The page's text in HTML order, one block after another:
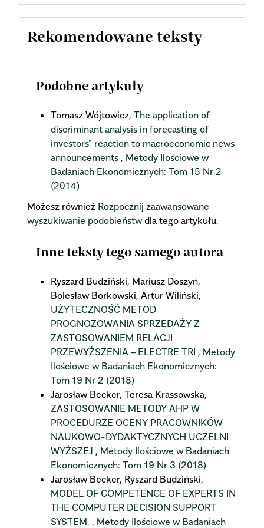
Rekomendowane teksty
Podobne artykuły
Tomasz Wójtowicz, The application of
discriminant analysis in forecasting of
investors" reaction to macroeconomic news
announcements , Metody Ilościowe w
Badaniach Ekonomicznych: Tom 15 Nr 2
(2014)
Możesz również Rozpocznij zaawansowane
wyszukiwanie podobieństwdla tego artykułu.
Inne teksty tego samego autora
Ryszard Budziński, Mariusz Doszyń,
Bolesław Borkowski, Artur Wiliński,
UŻYTECZNOŚĆ METOD
PROGNOZOWANIA SPRZEDAŻY Z
ZASTOSOWANIEM RELACJI
PRZEWYŻSZENIA – ELECTRE TRI , Metody
Ilościowe w Badaniach Ekonomicznych:
Tom 19 Nr 2 (2018)
Jarosław Becker, Teresa Krassowska,
ZASTOSOWANIE METODY AHP W
PROCEDURZE OCENY PRACOWNIKÓW
NAUKOWO-DYDAKTYCZNYCH UCZELNI
WYŻSZEJ , Metody Ilościowe w Badaniach
Ekonomicznych: Tom 19 Nr 3 (2018)
Jarosław Becker, Ryszard Budziński,
MODEL OF COMPETENCE OF EXPERTS IN
THE COMPUTER DECISION SUPPORT
SYSTEM. , Metody Ilościowe w Badaniach